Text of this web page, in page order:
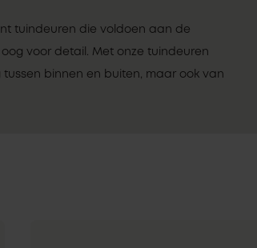
tuindeuren die voldoen aan de
voor detail. Met onze tuindeuren
binnen en buiten, maar ook van